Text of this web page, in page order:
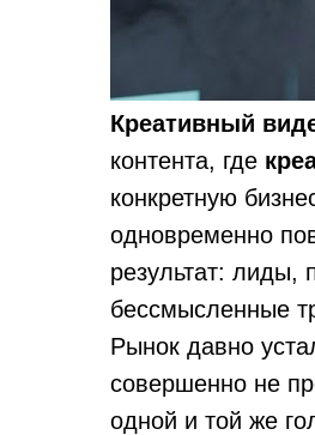
Креативный
контента, где
конкретную
одновременно
результат: лиды,
бессмысленные
Рынок давно
совершенно не
одной и той же